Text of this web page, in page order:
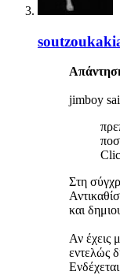
jimboy
Στη
και
Αν έχεις
εντελώς